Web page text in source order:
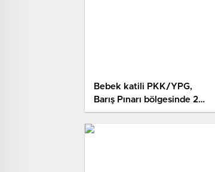
Bebek katili PKK/YPG,
Barış Pınarı bölgesinde 2
ayda 45 masum sivili katletti